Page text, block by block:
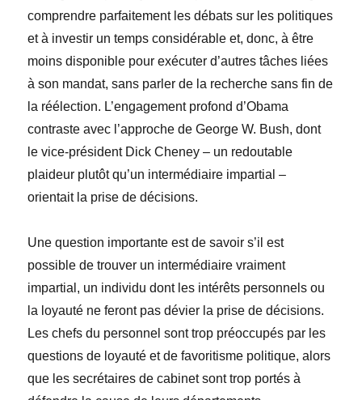
comprendre parfaitement les débats sur les politiques
et à investir un temps considérable et, donc, à être
moins disponible pour exécuter d’autres tâches liées
à son mandat, sans parler de la recherche sans fin de
la réélection. L’engagement profond d’Obama
contraste avec l’approche de George W. Bush, dont
le vice-président Dick Cheney – un redoutable
plaideur plutôt qu’un intermédiaire impartial –
orientait la prise de décisions.
Une question importante est de savoir s’il est
possible de trouver un intermédiaire vraiment
impartial, un individu dont les intérêts personnels ou
la loyauté ne feront pas dévier la prise de décisions.
Les chefs du personnel sont trop préoccupés par les
questions de loyauté et de favoritisme politique, alors
que les secrétaires de cabinet sont trop portés à